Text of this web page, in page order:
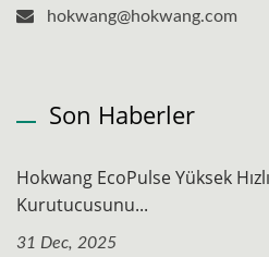
hokwang@hokwang.com
Son Haberler
Hokwang EcoPulse Yüksek Hızlı
Kurutucusunu...
31 Dec, 2025